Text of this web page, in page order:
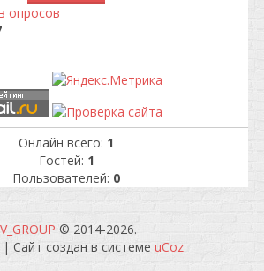
опросов
Онлайн всего: 1
Гостей: 1
Пользователей: 0
© 2014-2026.
| Сайт создан в системе uCoz